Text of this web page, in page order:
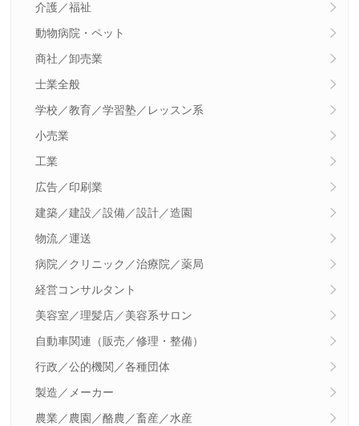
介護／福祉
動物病院・ペット
商社／卸売業
士業全般
学校／教育／学習塾／レッスン系
小売業
工業
広告／印刷業
建築／建設／設備／設計／造園
物流／運送
病院／クリニック／治療院／薬局
経営コンサルタント
美容室／理髪店／美容系サロン
自動車関連（販売／修理・整備）
行政／公的機関／各種団体
製造／メーカー
農業／農園／酪農／畜産／水産